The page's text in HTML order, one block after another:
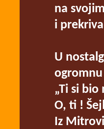
na
i
U
„Ti si bio
O, ti !
Iz